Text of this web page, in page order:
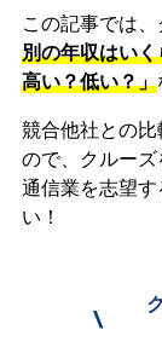
この記事では、
別の年収はい
高い？低い？」
競合他社との
ので、クルーズ
通信業を志望
い！
\